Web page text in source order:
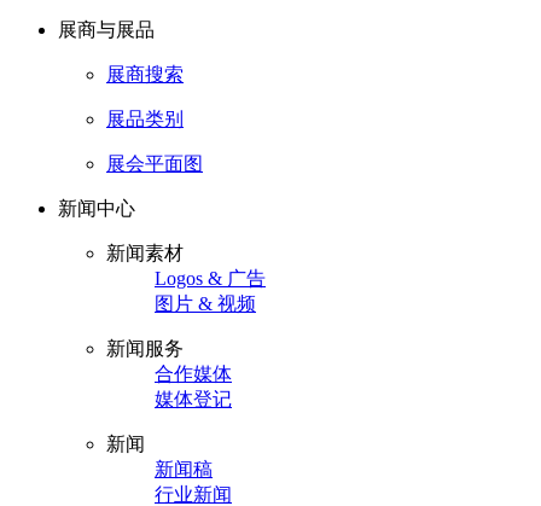
展商与展品
展商搜索
展品类别
展会平面图
新闻中心
新闻素材
Logos & 广告
图片 & 视频
新闻服务
合作媒体
媒体登记
新闻
新闻稿
行业新闻